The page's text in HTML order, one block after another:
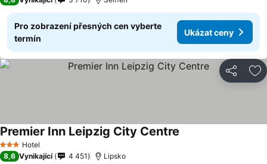
Pro zobrazení přesných cen vyberte
termín
Ukázat ceny
Sdílet
3 Počet hvězdiček
Hotel
Premier Inn Leipzig City Centre
8,6 Vynikající 4 451 Lipsko